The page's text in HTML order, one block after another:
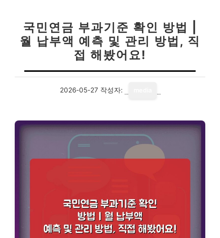
국민연금 부과기준 확인 방법 |
월 납부액 예측 및 관리 방법, 직
접 해봤어요!
2026-05-27 작성자: